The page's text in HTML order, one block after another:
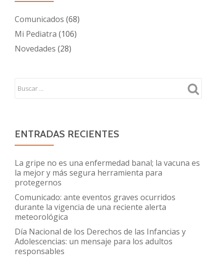
Comunicados (68)
Mi Pediatra (106)
Novedades (28)
ENTRADAS RECIENTES
La gripe no es una enfermedad banal; la vacuna es
la mejor y más segura herramienta para
protegernos
Comunicado: ante eventos graves ocurridos
durante la vigencia de una reciente alerta
meteorológica
Día Nacional de los Derechos de las Infancias y
Adolescencias: un mensaje para los adultos
responsables